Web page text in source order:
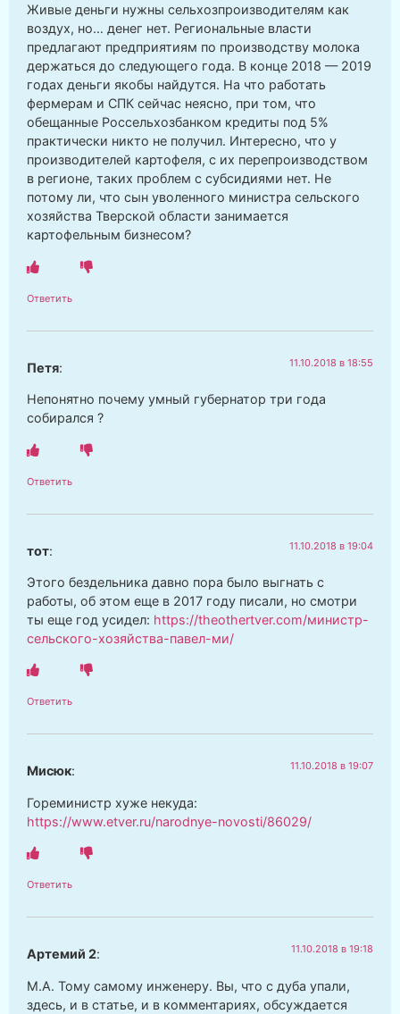
Живые деньги нужны сельхозпроизводителям как
воздух, но… денег нет. Региональные власти
предлагают предприятиям по производству молока
держаться до следующего года. В конце 2018 — 2019
годах деньги якобы найдутся. На что работать
фермерам и СПК сейчас неясно, при том, что
обещанные Россельхозбанком кредиты под 5%
практически никто не получил. Интересно, что у
производителей картофеля, с их перепроизводством
в регионе, таких проблем с субсидиями нет. Не
потому ли, что сын уволенного министра сельского
хозяйства Тверской области занимается
картофельным бизнесом?
Ответить
Петя: 11.10.2018 в 18:55
Непонятно почему умный губернатор три года
собирался ?
Ответить
тот: 11.10.2018 в 19:04
Этого бездельника давно пора было выгнать с
работы, об этом еще в 2017 году писали, но смотри
ты еще год усидел: https://theothertver.com/министр-
сельского-хозяйства-павел-ми/
Ответить
Мисюк: 11.10.2018 в 19:07
Гореминистр хуже некуда:
https://www.etver.ru/narodnye-novosti/86029/
Ответить
Артемий 2: 11.10.2018 в 19:18
М.А. Тому самому инженеру. Вы, что с дуба упали,
здесь, и в статье, и в комментариях, обсуждается